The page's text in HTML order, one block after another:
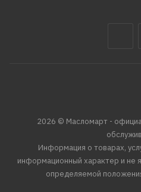
2026 © Масломарт -
Информация о товарах,
информационный характер и не
определяемой